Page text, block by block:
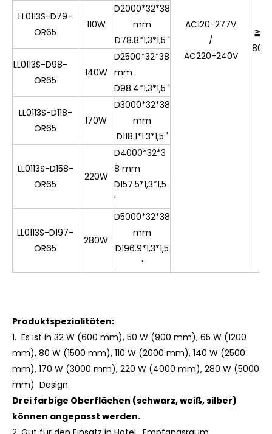
AC120-277V
/
AC220-240V
≧
80
LL0113S-D79-
OR65
110W
D2000*32*38
mm
D78.8*1,3*1,5 '
LL0113S-D98-
OR65
140W
D2500*32*38
mm
D98.4*1,3*1,5 '
LL0113S-D118-
OR65
170W
D3000*32*38
mm
D118.1*1.3*1,5 '
LL0113S-D158-
OR65
220W
D4000*32*3
8 mm
D157.5*1,3*1,5
'
LL0113S-D197-
OR65
280W
D5000*32*38
mm
D196.9*1,3*1,5
'
Produktspezialitäten:
1. Es ist in 32 W (600 mm), 50 W (900 mm), 65 W (1200
mm), 80 W (1500 mm), 110 W (2000 mm), 140 W (2500
mm), 170 W (3000 mm), 220 W (4000 mm), 280 W (5000
mm) Design.
Drei farbige Oberflächen (schwarz, weiß, silber)
können angepasst werden.